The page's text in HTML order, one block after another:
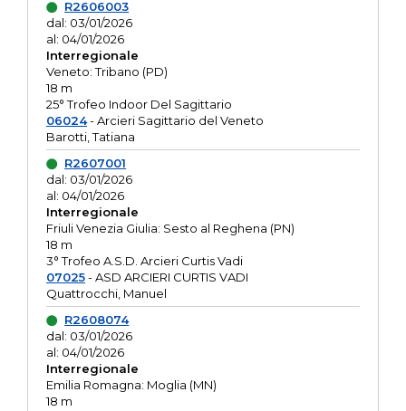
R2606003
dal: 03/01/2026
al: 04/01/2026
Interregionale
Veneto: Tribano (PD)
18 m
25° Trofeo Indoor Del Sagittario
06024- Arcieri Sagittario del Veneto
Barotti, Tatiana
R2607001
dal: 03/01/2026
al: 04/01/2026
Interregionale
Friuli Venezia Giulia: Sesto al Reghena (PN)
18 m
3° Trofeo A.S.D. Arcieri Curtis Vadi
07025- ASD ARCIERI CURTIS VADI
Quattrocchi, Manuel
R2608074
dal: 03/01/2026
al: 04/01/2026
Interregionale
Emilia Romagna: Moglia (MN)
18 m